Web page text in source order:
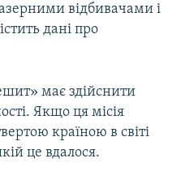
відбивачами і
дані про
має здійснити
Якщо ця місія
країною в світі
це вдалося.